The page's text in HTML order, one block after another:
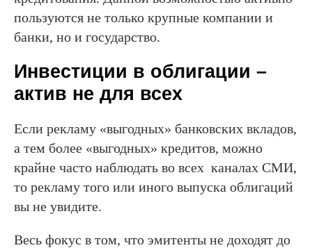
пользуются не только крупные компании и
банки, но и государство.
Инвестиции в облигации –
актив не для всех
Если рекламу «выгодных» банковских вкладов,
а тем более «выгодных» кредитов, можно
крайне часто наблюдать во всех каналах СМИ,
то рекламу того или иного выпуска облигаций
вы не увидите.
Весь фокус в том, что эмитенты не доходят до